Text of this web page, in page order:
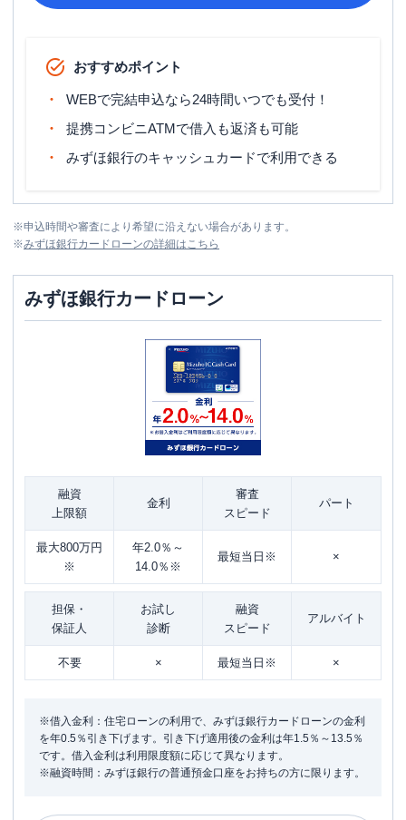
おすすめポイント
WEBで完結申込なら24時間いつでも受付！
提携コンビニATMで借入も返済も可能
みずほ銀行のキャッシュカードで利用できる
※申込時間や審査により希望に沿えない場合があります。
※みずほ銀行カードローンの詳細はこちら
みずほ銀行カードローン
融資
上限額
金利
審査
スピード
パート
最大800万円
※
年2.0％～
14.0％※
最短当日※ ×
担保・
保証人
お試し
診断
融資
スピード
アルバイト
不要 × 最短当日※ ×
※借入金利：住宅ローンの利用で、みずほ銀行カードローンの金利
を年0.5％引き下げます。引き下げ適用後の金利は年1.5％～13.5％
です。借入金利は利用限度額に応じて異なります。
※融資時間：みずほ銀行の普通預金口座をお持ちの方に限ります。